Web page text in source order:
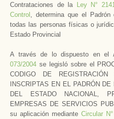
Contrataciones de la Ley N°
Control , determina que el Padrón
todas las personas físicas o
Estado Provincial
A través de lo dispuesto en el
073/2004 se legisló sobre el
CODIGO DE
INSCRIPTAS EN EL PADRÓN
DEL ESTADO NACIONAL,
EMPRESAS DE SERVICIOS
su aplicación mediante Circular